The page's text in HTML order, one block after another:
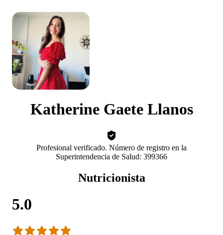
Katherine Gaete Llanos
Profesional verificado. Número de registro en la
Superintendencia de Salud: 399366
Nutricionista
5.0